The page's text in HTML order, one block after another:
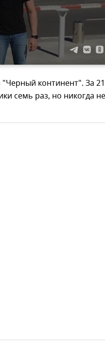
континент". За
семь раз, но никогда не